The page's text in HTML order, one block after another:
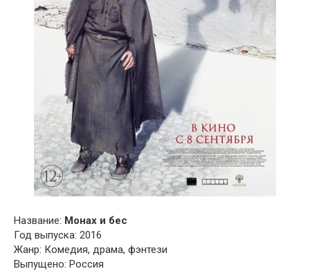
Название: Монах и бес
Год выпуска: 2016
Жанр: Комедия, драма, фэнтези
Выпущено: Россия